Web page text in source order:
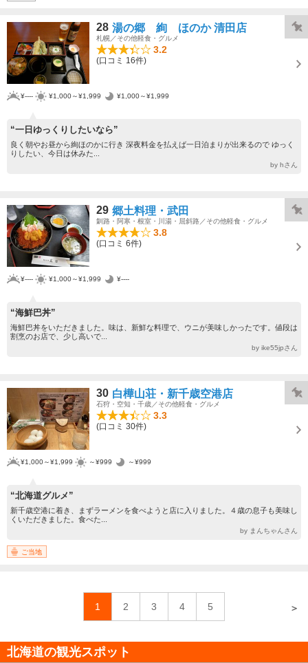
28 湯の郷 絢 ほのか 清田店
札幌／その他軽食・グルメ
3.2
(口コミ 16件)
¥---- ¥1,000～¥1,999 ¥1,000～¥1,999
“一日ゆっくりしたいなら”
良く朝やお昼から絢ほのかに行き 深夜料金を払えば一日泊まりが出来るので ゆっく
りしたい、今日は休みた...
by hさん
29 郷土料理・武田
釧路・阿寒・根室・川湯・屈斜路／その他軽食・グルメ
3.8
(口コミ 6件)
¥---- ¥1,000～¥1,999 ¥----
“海鮮巴丼”
海鮮巴丼をいただきました。味は、新鮮な料理で、ウニが美味しかったです。値段は
割烹のお店で、少し高いで...
by ike55jpさん
30 白樺山荘・新千歳空港店
石狩・空知・千歳／その他軽食・グルメ
3.3
(口コミ 30件)
¥1,000～¥1,999 ～¥999 ～¥999
“北海道グルメ”
新千歳空港に着き、まずラーメンを食べようと店に入りました。４歳の息子も美味し
くいただきました。食べた...
by まんちゃんさん
ご当地
1 2 3 4 5 ＞
北海道の観光スポット